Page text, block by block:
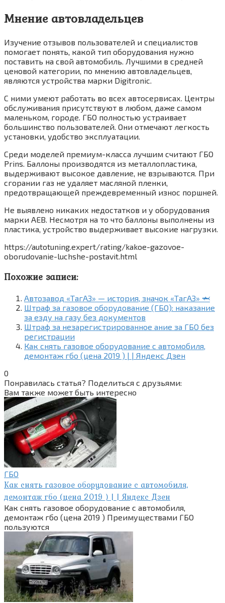
Мнение автовладельцев
Изучение отзывов пользователей и специалистов
помогает понять, какой тип оборудования нужно
поставить на свой автомобиль. Лучшими в средней
ценовой категории, по мнению автовладельцев,
являются устройства марки Digitronic.
С ними умеют работать во всех автосервисах. Центры
обслуживания присутствуют в любом, даже самом
маленьком, городе. ГБО полностью устраивает
большинство пользователей. Они отмечают легкость
установки, удобство эксплуатации.
Среди моделей премиум-класса лучшим считают ГБО
Prins. Баллоны производятся из металлопластика,
выдерживают высокое давление, не взрываются. При
сгорании газ не удаляет масляной пленки,
предотвращающей преждевременный износ поршней.
Не выявлено никаких недостатков и у оборудования
марки AEB. Несмотря на то что баллоны выполнены из
пластика, устройство выдерживает высокие нагрузки.
https://autotuning.expert/rating/kakoe-gazovoe-
oborudovanie-luchshe-postavit.html
Похожие записи:
Автозавод «ТагАЗ» — история, значок «ТагАЗ» 🦈
Штраф за газовое оборудование (ГБО): наказание
за езду на газу без документов
Штраф за незарегистрированное ание за ГБО без
регистрации
Как снять газовое оборудование с автомобиля,
демонтаж гбо (цена 2019 ) | | Яндекс Дзен
0
Понравилась статья? Поделиться с друзьями:
Вам также может быть интересно
ГБО
Как снять газовое оборудование с автомобиля,
демонтаж гбо (цена 2019 ) | | Яндекс Дзен
Как снять газовое оборудование с автомобиля,
демонтаж гбо (цена 2019 ) Преимуществами ГБО
пользуются